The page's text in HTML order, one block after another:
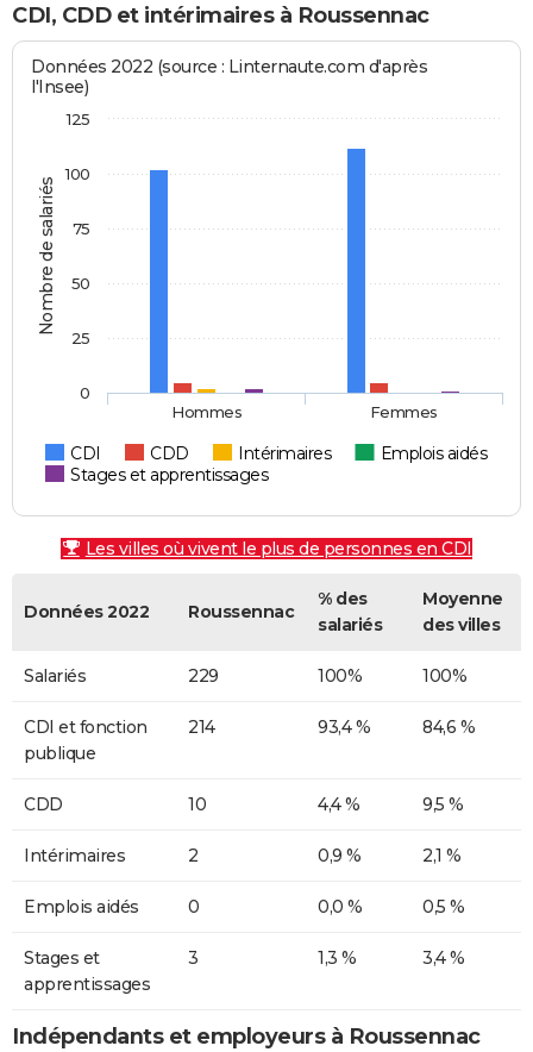
CDI, CDD et intérimaires à Roussennac
Nombre de salariés
Données 2022 (source : Linternaute.com d'après
l'Insee)
CDI CDD Intérimaires
Emplois aidés
Stages et apprentissages
Hommes Femmes
0
25
50
75
100
125
Les villes où vivent le plus de personnes en CDI
Données 2022 Roussennac
% des
salariés
Moyenne
des villes
Salariés 229 100% 100%
CDI et fonction
publique
214 93,4 % 84,6 %
CDD 10 4,4 % 9,5 %
Intérimaires 2 0,9 % 2,1 %
Emplois aidés 0 0,0 % 0,5 %
Stages et
apprentissages
3 1,3 % 3,4 %
Indépendants et employeurs à Roussennac